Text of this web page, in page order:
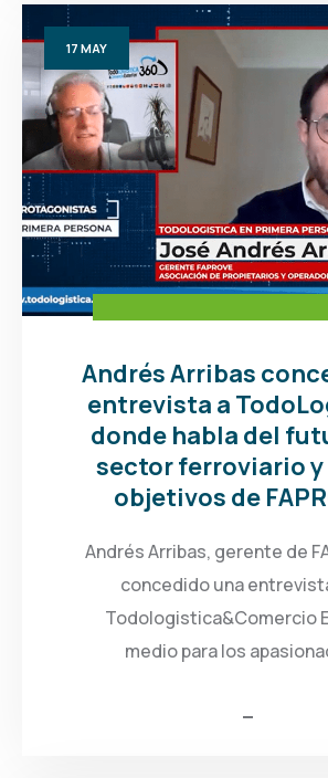
17 MAY
Andrés Arribas
entrevista a
donde habla del
sector ferroviario y
objetivos de
Andrés Arribas, gerente de
concedido una
Todologistica&Comercio
medio para los